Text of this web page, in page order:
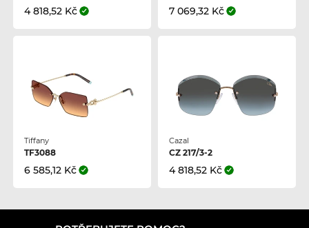
4 818,52 Kč 7 069,32 Kč
Tiffany
TF3088
6 585,12 Kč
Cazal
CZ 217/3-2
4 818,52 Kč